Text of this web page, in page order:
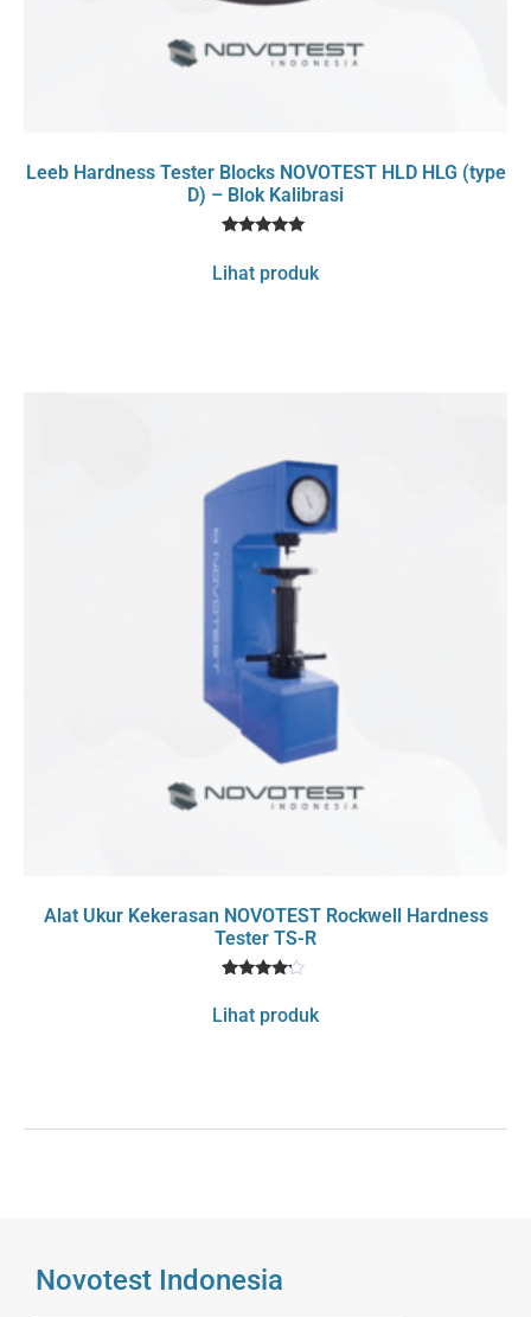
Leeb Hardness Tester Blocks NOVOTEST HLD HLG (type
D) – Blok Kalibrasi
out of 5
Lihat produk
Alat Ukur Kekerasan NOVOTEST Rockwell Hardness
Tester TS-R
4
out of 5
Lihat produk
Novotest Indonesia